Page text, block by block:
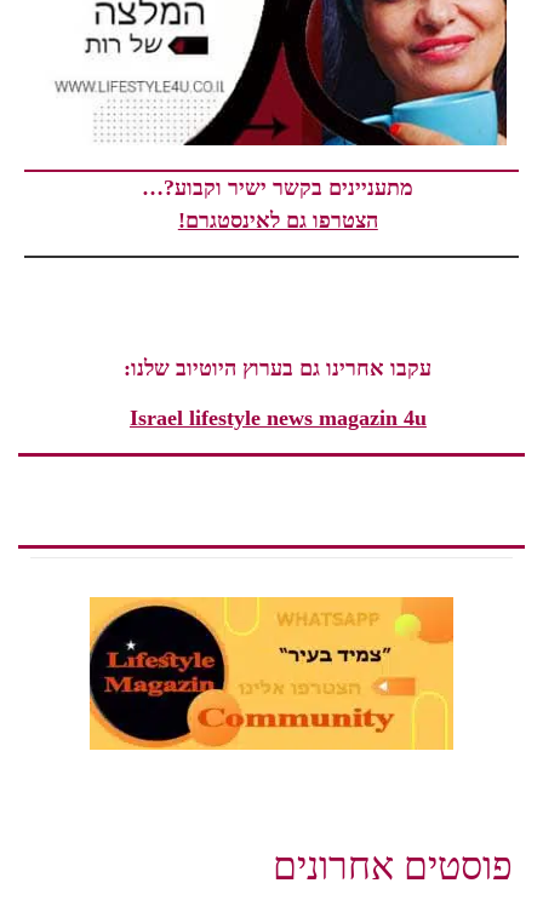
מתעניינים בקשר ישיר וקבוע?…
הצטרפו גם לאינסטגרם!
עקבו אחרינו גם בערוץ היוטיוב שלנו:
Israel lifestyle news magazin 4u
פוסטים אחרונים